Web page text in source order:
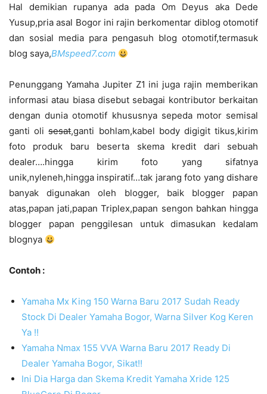
Hal demikian rupanya ada pada Om Deyus aka Dede
Yusup,pria asal Bogor ini rajin berkomentar diblog otomotif
dan sosial media para pengasuh blog otomotif,termasuk
blog saya,BMspeed7.com
Penunggang Yamaha Jupiter Z1 ini juga rajin memberikan
informasi atau biasa disebut sebagai kontributor berkaitan
dengan dunia otomotif khususnya sepeda motor semisal
ganti olisesat,ganti bohlam,kabel body digigit tikus,kirim
foto produk baru beserta skema kredit dari sebuah
dealer….hingga kirim foto yang sifatnya
unik,nyleneh,hingga inspiratif…tak jarang foto yang dishare
banyak digunakan oleh blogger, baik blogger papan
atas,papan jati,papan Triplex,papan sengon bahkan hingga
blogger papan penggilesan untuk dimasukan kedalam
blognya
Contoh :
Yamaha Mx King 150 Warna Baru 2017 Sudah Ready
Stock Di Dealer Yamaha Bogor, Warna Silver Kog Keren
Ya !!
Yamaha Nmax 155 VVA Warna Baru 2017 Ready Di
Dealer Yamaha Bogor, Sikat!!
Ini Dia Harga dan Skema Kredit Yamaha Xride 125